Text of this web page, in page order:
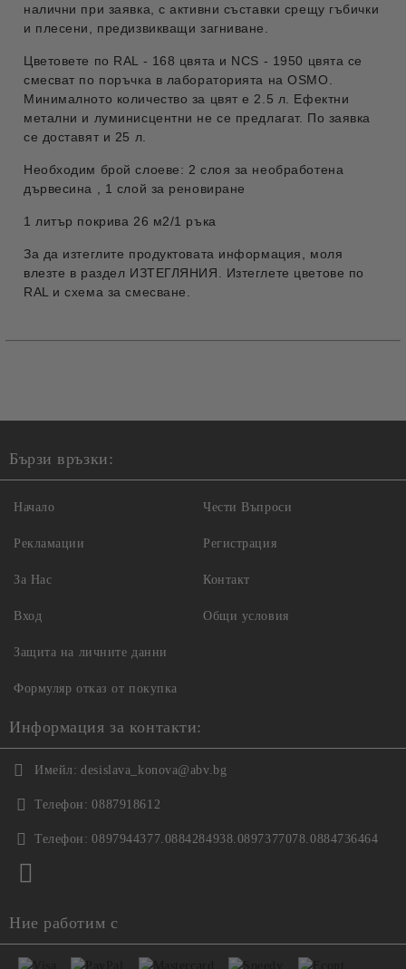
налични при заявка, с активни съставки срещу гъбички
и плесени, предизвикващи загниване.
Цветовете по RAL - 168 цвята и NCS - 1950 цвята се
смесват по поръчка в лабораторията на OSMO.
Минималното количество за цвят е 2.5 л. Ефектни
метални и луминисцентни не се предлагат. По заявка
се доставят и 25 л.
Необходим брой слоеве: 2 слоя за необработена
дървесина , 1 слой за реновиране
1 литър покрива 26 м2/1 ръка
За да изтеглите продуктовата информация, моля
влезте в раздел ИЗТЕГЛЯНИЯ. Изтеглете цветове по
RAL и схема за смесване.
Бързи връзки:
Начало
Рекламации
За Нас
Вход
Чести Въпроси
Регистрация
Контакт
Общи условия
Защита на личните данни
Формуляр отказ от покупка
Информация за контакти:
Имейл: desislava_konova@abv.bg
Телефон: 0887918612
Телефон: 0897944377.0884284938.0897377078.0884736464
Ние работим с